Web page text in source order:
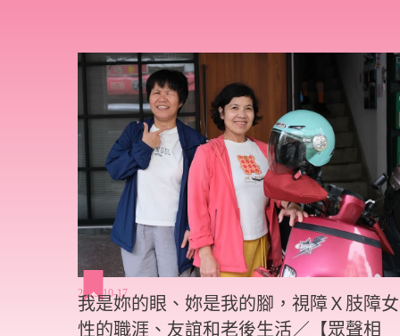
2025-10-17
我是妳的眼、妳是我的腳，視障Ｘ肢障女
性的職涯、友誼和老後生活／【眾聲相